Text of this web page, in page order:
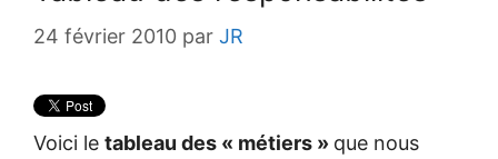
24 février 2010 par JR
Voici le tableau des « métiers » que nous